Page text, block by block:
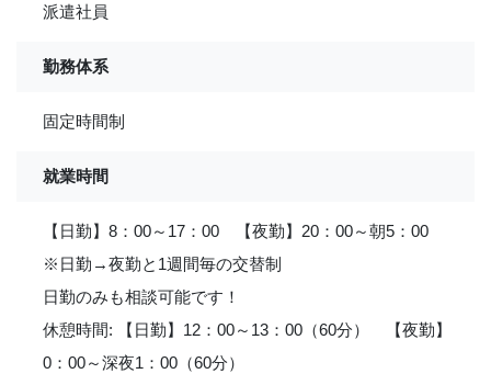
派遣社員
勤務体系
固定時間制
就業時間
【日勤】8：00～17：00 【夜勤】20：00～朝5：00
※日勤→夜勤と1週間毎の交替制
日勤のみも相談可能です！
休憩時間: 【日勤】12：00～13：00（60分） 【夜勤】
0：00～深夜1：00（60分）